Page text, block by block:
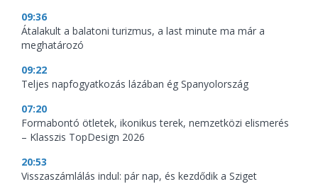
09:36
Átalakult a balatoni turizmus, a last minute ma már a
meghatározó
09:22
Teljes napfogyatkozás lázában ég Spanyolország
07:20
Formabontó ötletek, ikonikus terek, nemzetközi elismerés
– Klasszis TopDesign 2026
20:53
Visszaszámlálás indul: pár nap, és kezdődik a Sziget